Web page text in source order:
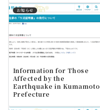
お知らせ
Information for Those
Affected by the
Earthquake in Kumamoto
Prefecture